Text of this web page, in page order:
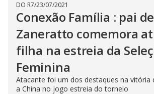
DO R7/23/07/2021
Conexão Família : pai
Zaneratto comemora
filha na estreia da
Feminina
Atacante foi um dos destaques na vitória
a China no jogo estreia do torneio